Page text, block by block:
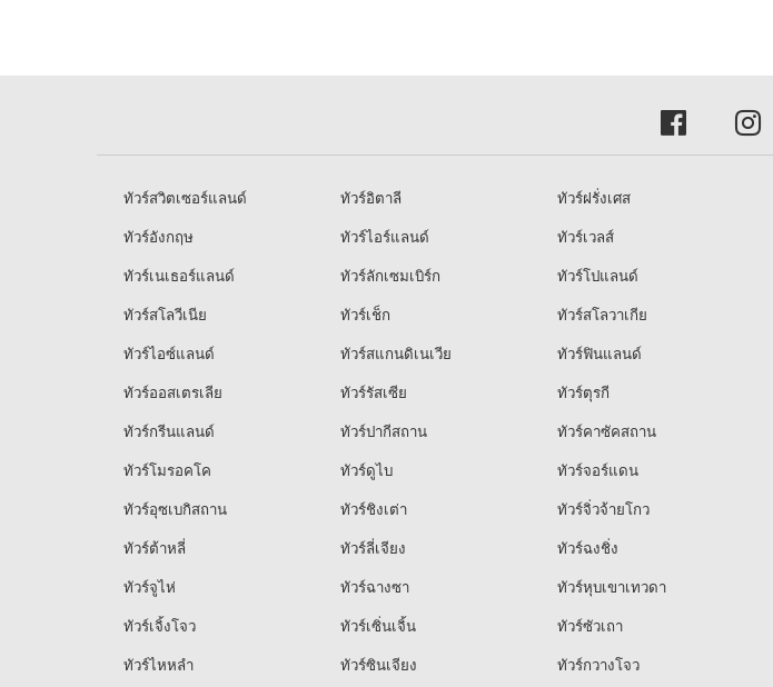
ทัวร์สวิตเซอร์แลนด์ ทัวร์อิตาลี ทัวร์ฝรั่งเศส
ทัวร์อังกฤษ
ทัวร์ไอร์แลนด์ ทัวร์เวลส์
ทัวร์เนเธอร์แลนด์
ทัวร์ลักเซมเบิร์ก ทัวร์โปแลนด์
ทัวร์สโลวีเนีย
ทัวร์เช็ก ทัวร์สโลวาเกีย
ทัวร์ไอซ์แลนด์
ทัวร์สแกนดิเนเวีย ทัวร์ฟินแลนด์
ทัวร์ออสเตรเลีย
ทัวร์รัสเซีย ทัวร์ตุรกี
ทัวร์กรีนแลนด์
ทัวร์ปากีสถาน ทัวร์คาซัคสถาน
ทัวร์โมรอคโค
ทัวร์ดูไบ ทัวร์จอร์แดน
ทัวร์อุซเบกิสถาน
ทัวร์ชิงเต่า ทัวร์จิ่วจ้ายโกว
ทัวร์ต้าหลี่
ทัวร์ลี่เจียง ทัวร์ฉงชิ่ง
ทัวร์จูไห่
ทัวร์ฉางซา ทัวร์หุบเขาเทวดา
ทัวร์เจิ้งโจว
ทัวร์เซิ่นเจิ้น ทัวร์ซัวเถา
ทัวร์ไหหลำ
ทัวร์ซินเจียง ทัวร์กวางโจว